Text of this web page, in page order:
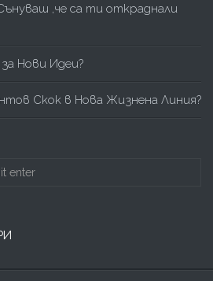
,че са ти откраднали
Нови Идеи?
Скок в Нова Жизнена Линия?